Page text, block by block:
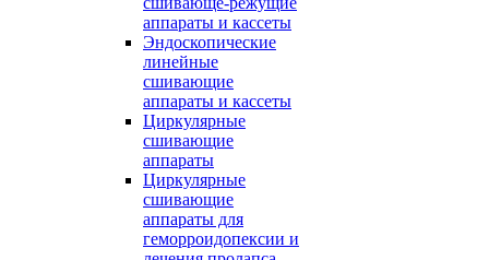
аппараты и кассеты
Эндоскопические
линейные
сшивающие
аппараты и кассеты
Циркулярные
сшивающие
аппараты
Циркулярные
сшивающие
аппараты для
геморроидопексии и